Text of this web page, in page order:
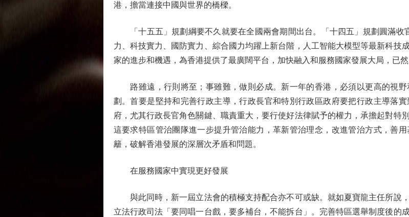
港，擔當連接中國與世界的橋樑。
「十五五」規劃綱要不久就要在全國兩會期間出台。「十四五」規劃圓滿收
力、科技實力、國防實力、綜合國力均躍上新台階，人工智能大模型等最新科技
家的進步和機遇，為香港提供了最廣闊平台，加快融入和服務國家發展大局，已然
路雖遠，行則將至；事雖難，做則必成。新一年的香港，必須以更高的視野
劃。首要是堅持和完善行政主導，行政長官和特別行政區政府要把行政主導落
府，尤其行政長官角色關鍵、職責重大，要行使好法律賦予的權力，承擔起對特
這要求特區管治團隊進一步提升管治能力，革新管治理念，改進管治方式，善
籬，破解香港發展的深層次矛盾和問題。
在服務國家中實現更好發展
與此同時，新一屆立法會的積極支持配合亦不可或缺。就如夏寶龍主任所說，
立法行政司法「要同唱一台戲，要多補台，不能拆台」。完善特區選舉制度後的